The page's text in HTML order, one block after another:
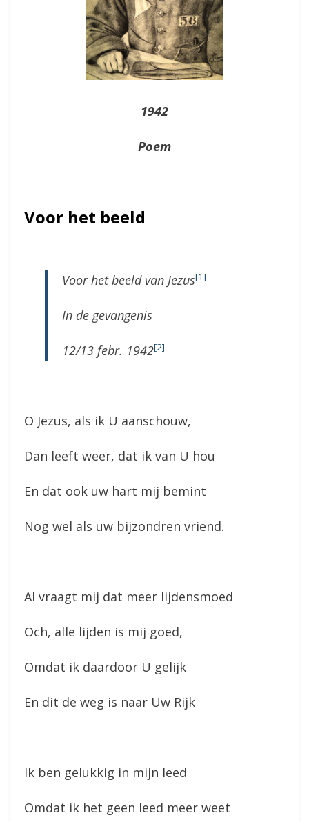
1942
Poem
Voor het beeld
Voor het beeld van Jezus[1]
In de gevangenis
12/13 febr. 1942[2]
O Jezus, als ik U aanschouw,
Dan leeft weer, dat ik van U hou
En dat ook uw hart mij bemint
Nog wel als uw bijzondren vriend.
Al vraagt mij dat meer lijdensmoed
Och, alle lijden is mij goed,
Omdat ik daardoor U gelijk
En dit de weg is naar Uw Rijk
Ik ben gelukkig in mijn leed
Omdat ik het geen leed meer weet